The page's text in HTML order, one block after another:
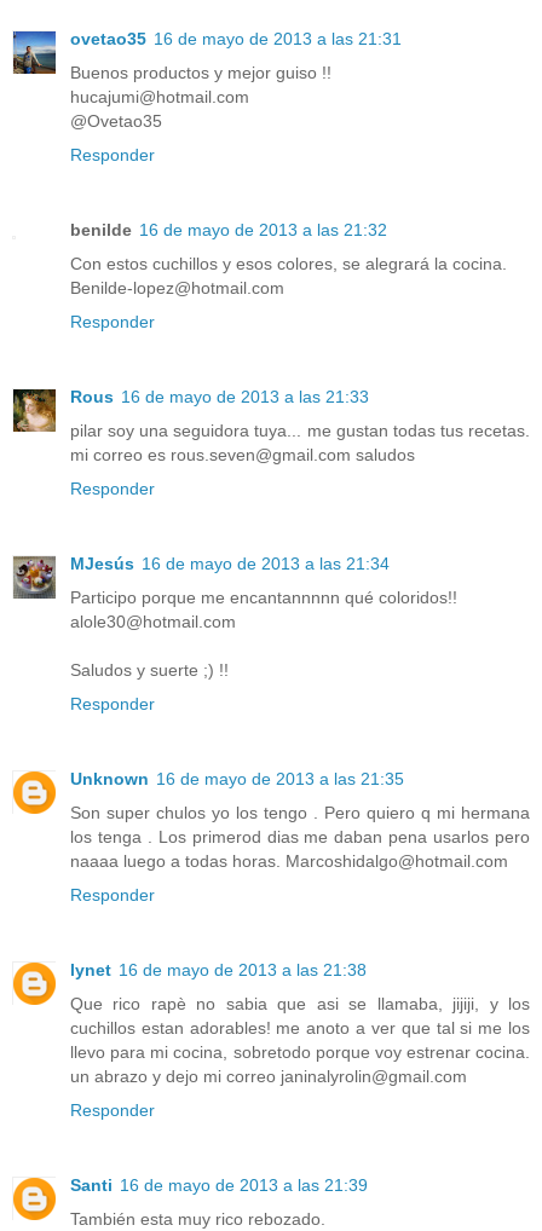
ovetao35 16 de mayo de 2013 a las 21:31
Buenos productos y mejor guiso !!
hucajumi@hotmail.com
@Ovetao35
Responder
benilde 16 de mayo de 2013 a las 21:32
Con estos cuchillos y esos colores, se alegrará la cocina.
Benilde-lopez@hotmail.com
Responder
Rous 16 de mayo de 2013 a las 21:33
pilar soy una seguidora tuya... me gustan todas tus recetas.
mi correo es rous.seven@gmail.com saludos
Responder
MJesús 16 de mayo de 2013 a las 21:34
Participo porque me encantannnnn qué coloridos!!
alole30@hotmail.com
Saludos y suerte ;) !!
Responder
Unknown 16 de mayo de 2013 a las 21:35
Son super chulos yo los tengo . Pero quiero q mi hermana
los tenga . Los primerod dias me daban pena usarlos pero
naaaa luego a todas horas. Marcoshidalgo@hotmail.com
Responder
lynet 16 de mayo de 2013 a las 21:38
Que rico rapè no sabia que asi se llamaba, jijiji, y los
cuchillos estan adorables! me anoto a ver que tal si me los
llevo para mi cocina, sobretodo porque voy estrenar cocina.
un abrazo y dejo mi correo janinalyrolin@gmail.com
Responder
Santi 16 de mayo de 2013 a las 21:39
También esta muy rico rebozado.